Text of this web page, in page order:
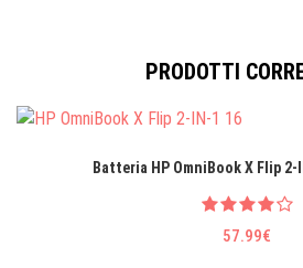
PRODOTTI
Batteria HP OmniBook X Flip 2-
57.99€